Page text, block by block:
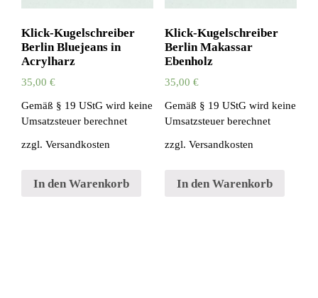
Klick-Kugelschreiber
Berlin Bluejeans in
Acrylharz
35,00 €
Gemäß § 19 UStG wird keine
Umsatzsteuer berechnet
zzgl. Versandkosten
In den Warenkorb
Klick-Kugelschreiber
Berlin Makassar
Ebenholz
35,00 €
Gemäß § 19 UStG wird keine
Umsatzsteuer berechnet
zzgl. Versandkosten
In den Warenkorb